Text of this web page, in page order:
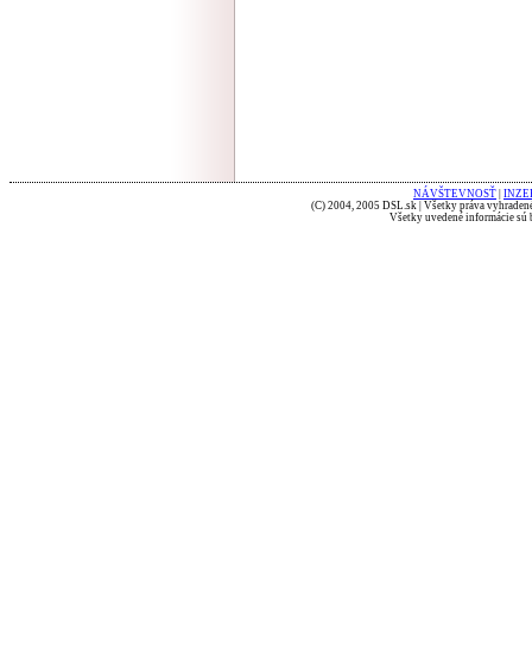
NÁVŠTEVNOSŤ
(C) 2004, 2005 DSL.sk | Všetky práva
Všetky uvedené informácie sú